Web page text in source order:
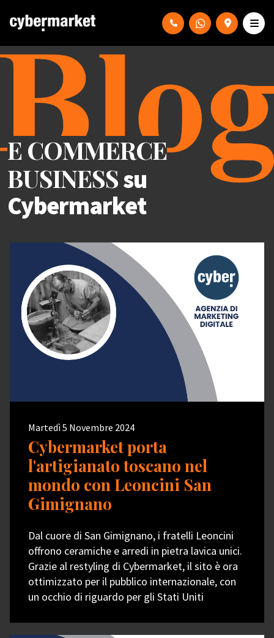
E COMMERCE
BUSINESSsu
Cybermarket
Martedì 5 Novembre 2024
Cybermarket porta
l'artigianato toscano nel
mondo con Leoncini San
Gimignano
Dal cuore di San Gimignano, i fratelli Leoncini
offrono ceramiche e arredi in pietra lavica unici.
Grazie al restyling di Cybermarket, il sito è ora
ottimizzato per il pubblico internazionale, con
un occhio di riguardo per gli Stati Uniti